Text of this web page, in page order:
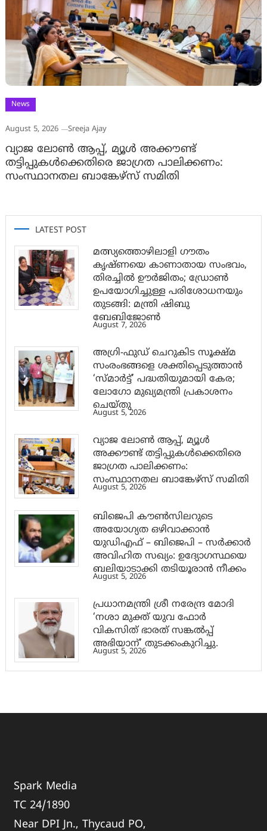
News
August 5, 2026 Sreeja Ajay
വ്യാജ ലോൺ ആപ്പ്, മ്യൂൾ അക്കൗണ്ട്
തട്ടിപ്പുകൾക്കെതിരെ ജാ​ഗ്രത പാലിക്കണം:
സംസ്ഥാനതല ബാങ്കേഴ്സ് സമിതി
LATEST POST
മത്സ്യത്തൊഴിലാളി ഗൗതം
കൃഷ്ണയെ കാണാതായ സംഭവം,
തിരച്ചിൽ ഊർജിതം; ഡ്രോണ്‍
ഉപയോഗിച്ചുള്ള പരിശോധനയും
തുടങ്ങി: മന്ത്രി ഷിബു
ബേബിജോണ്‍
August 7, 2026
അഗ്രി-ഫുഡ് ചെറുകിട സൂക്ഷ്മ
സംരംഭങ്ങളെ ശക്തിപ്പെടുത്താന്‍
‘സ്മാര്‍ട്ട്’ പദ്ധതിയുമായി കേര;
ലോഗോ മുഖ്യമന്ത്രി പ്രകാശനം
ചെയ്തു
August 5, 2026
വ്യാജ ലോൺ ആപ്പ്, മ്യൂൾ
അക്കൗണ്ട് തട്ടിപ്പുകൾക്കെതിരെ
ജാ​ഗ്രത പാലിക്കണം:
സംസ്ഥാനതല ബാങ്കേഴ്സ് സമിതി
August 5, 2026
ബിജെപി കൗൺസിലറുടെ
അയോഗ്യത ഒഴിവാക്കാൻ
യുഡിഎഫ് – ബിജെപി – സർക്കാർ
അവിഹിത സഖ്യം: ഉദ്യോഗസ്ഥയെ
ബലിയാടാക്കി തടിയൂരാൻ നീക്കം
August 5, 2026
പ്രധാനമന്ത്രി ശ്രീ നരേന്ദ്ര മോദി
‘നശാ മുക്ത് യുവ ഫോർ
വികസിത് ഭാരത് സങ്കൽപ്പ്
അഭിയാന്’ തുടക്കംകുറിച്ചു.
August 5, 2026
Spark Media
TC 24/1890
Near DPI Jn., Thycaud PO,